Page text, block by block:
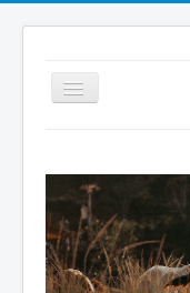
Schäferhof